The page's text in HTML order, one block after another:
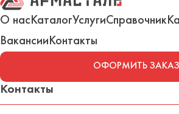
О насКаталогУслугиСправочник
ВакансииКонтакты
ОФОРМИТЬ ЗАКАЗ
Контакты